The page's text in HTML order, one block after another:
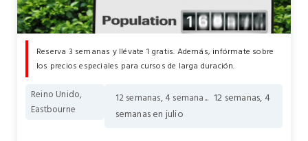
Reserva 3 semanas y llévate 1 gratis. Además, infórmate sobre
los precios especiales para cursos de larga duración.
Reino Unido,
Eastbourne
12 semanas, 4 semana... 12 semanas, 4
semanas en julio